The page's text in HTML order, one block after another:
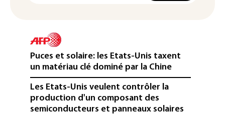
Puces et solaire: les Etats-Unis taxent
un matériau clé dominé par la Chine
Les Etats-Unis veulent contrôler la
production d'un composant des
semiconducteurs et panneaux solaires